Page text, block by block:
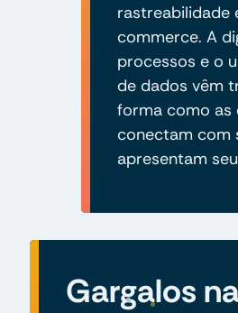
rastreabilidade
commerce. A
processos e o
de dados vêm
forma como as
conectam com
apresentam
Gargalos